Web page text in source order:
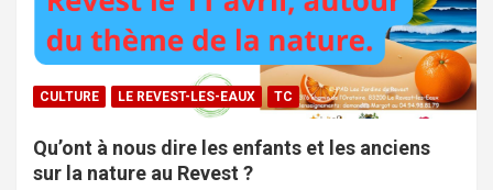
CULTURE LE REVEST-LES-EAUX TC
Qu’ont à nous dire les enfants et les anciens
sur la nature au Revest ?